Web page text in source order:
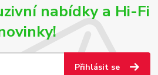
nabídky a Hi-Fi
Přihlásit se